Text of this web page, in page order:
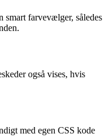
smart farvevælger, således
også vises, hvis
med egen CSS kode